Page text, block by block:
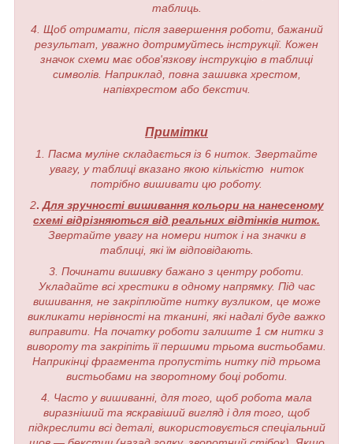
таблиць.
4. Щоб отримати, після завершення роботи, бажаний
результат, уважно дотримуйтесь інструкції. Кожен
значок схеми має обов'язкову інструкцію в таблиці
символів. Наприклад, повна зашивка хрестом,
напівхрестом або бекстич.
Примітки
1. Пасма муліне складається із 6 ниток. Звертайте
увагу, у таблиці вказано якою кількістю ниток
потрібно вишивати цю роботу.
2. Для зручності вишивання кольори на нанесеному
схемі відрізняються від реальних відтінків ниток.
Звертайте увагу на номери ниток і на значки в
таблиці, які їм відповідають.
3. Починати вишивку бажано з центру роботи.
Укладайте всі хрестики в одному напрямку. Під час
вишивання, не закріплюйте нитку вузликом, це може
викликати нерівності на тканині, які надалі буде важко
виправити. На початку роботи залиште 1 см нитки з
вивороту та закріпіть її першими трьома вистьобами.
Наприкінці фрагмента пропустіть нитку під трьома
вистьобами на зворотному боці роботи.
4. Часто у вишиванні, для того, щоб робота мала
виразніший та яскравіший вигляд і для того, щоб
підкреслити всі деталі, використовується спеціальний